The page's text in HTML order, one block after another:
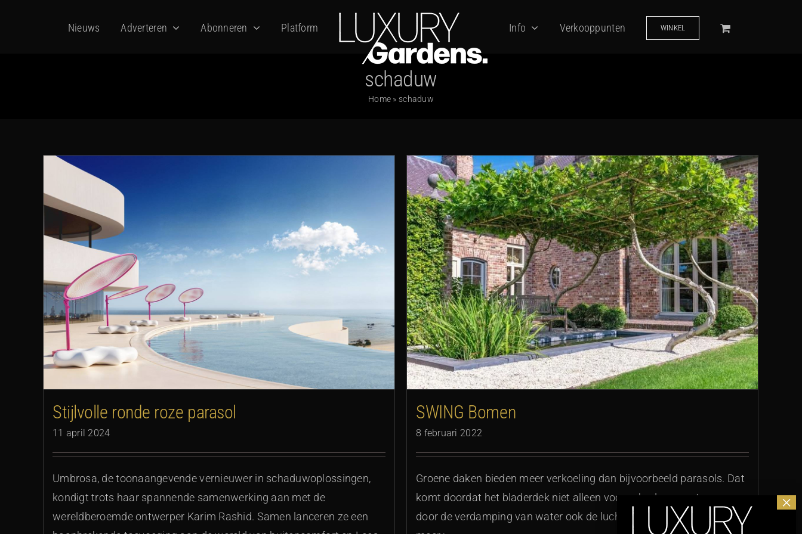
Nieuws Adverteren Abonneren Platform Info Verkooppunten WINKEL
schaduw
Home » schaduw
Stijlvolle ronde roze parasol
11 april 2024
Umbrosa, de toonaangevende vernieuwer in schaduwoplossingen,
kondigt trots haar spannende samenwerking aan met de
wereldberoemde ontwerper Karim Rashid. Samen lanceren ze een
SWING Bomen
SWING Bomen
8 februari 2022
Groene daken bieden meer verkoeling dan bijvoorbeeld parasols. Dat
komt doordat het bladerdek niet alleen voor schaduw zorgt, maar
door de verdamping van water ook de lucht koelt. Reden voor Lees